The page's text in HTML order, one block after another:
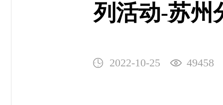
列活动-苏州
2022-10-25 49458